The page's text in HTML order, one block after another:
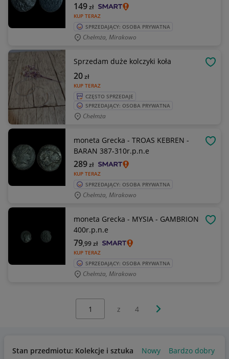
KUP TERAZ
149zł
SPRZEDAJĄCY: OSOBA PRYWATNA
Chełmża, Mirakowo
Sprzedam duże kolczyki koła
KUP TERAZ
20zł
CZĘSTO SPRZEDAJE
SPRZEDAJĄCY: OSOBA PRYWATNA
Chełmża
moneta Grecka - TROAS KEBREN -
BARAN 387-310r.p.n.e
KUP TERAZ
289zł
SPRZEDAJĄCY: OSOBA PRYWATNA
Chełmża, Mirakowo
moneta Grecka - MYSIA - GAMBRION
400r.p.n.e
KUP TERAZ
79,99zł
SPRZEDAJĄCY: OSOBA PRYWATNA
Chełmża, Mirakowo
z 4 Następna strona
Stan przedmiotu: Kolekcje i sztuka Nowy Bardzo dobry